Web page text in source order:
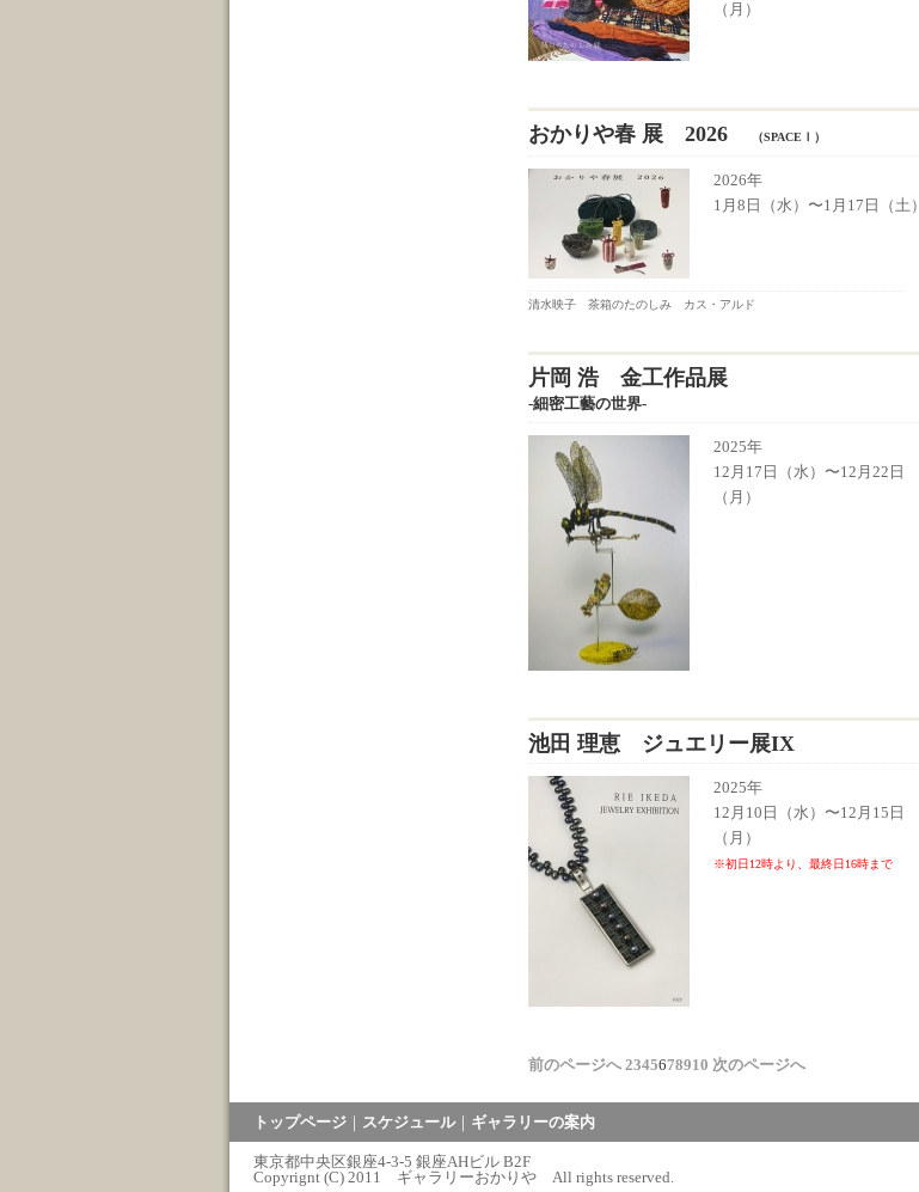
（月）
おかりや春 展 2026 （SPACEⅠ）
2026年
1月8日（水）〜1月17日（土）
清水映子 茶箱のたのしみ カス・アルド
片岡 浩 金工作品展
-細密工藝の世界-
2025年
12月17日（水）〜12月22日
（月）
池田 理恵 ジュエリー展IX
2025年
12月10日（水）〜12月15日
（月）
※初日12時より、最終日16時まで
前のページへ 2345678910 次のページへ
トップページ スケジュール｜ ギャラリーの案内
東京都中央区銀座4-3-5 銀座AHビル B2F
Copyrignt (C) 2011 ギャラリーおかりや All rights reserved.